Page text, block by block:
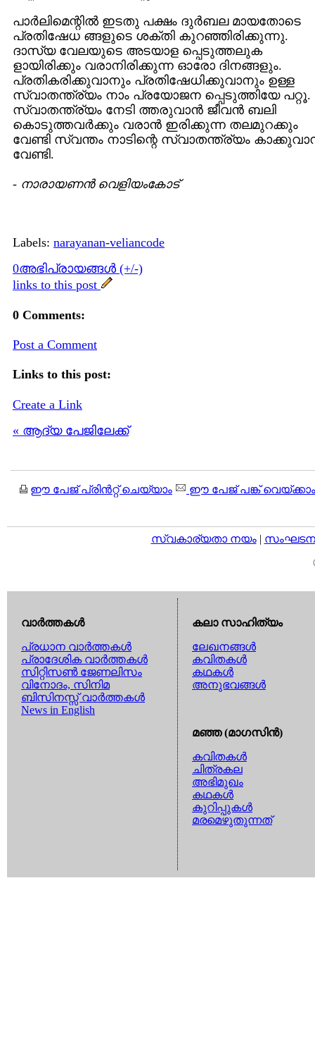
പാര്‍ലിമെന്റില്‍ ഇടതു പക്ഷം ദുര്‍ബല മായതോടെ
പ്രതിഷേധ ങ്ങളുടെ ശക്തി കുറഞ്ഞിരിക്കുന്നു.
ദാസ്യ വേലയുടെ അടയാള പ്പെടുത്തലുക
ളായിരിക്കും വരാനിരിക്കുന്ന ഓരോ ദിനങ്ങളും.
പ്രതികരിക്കുവാനും പ്രതിഷേധിക്കുവാനും ഉള്ള
സ്വാതന്ത്ര്യം നാം പ്രയോജന പ്പെടുത്തിയേ പറ്റൂ‍.
സ്വാതന്ത്ര്യം നേടി ത്തരുവാന്‍ ജീവന്‍ ബലി
കൊടുത്തവര്‍ക്കും വരാന്‍ ഇരിക്കുന്ന തലമുറക്കും
വേണ്ടി സ്വന്തം നാടിന്റെ സ്വാതന്ത്ര്യം
വേണ്ടി.
- നാരായണന്‍ വെളിയംകോട്
Labels: narayanan-veliancode
0അഭിപ്രായങ്ങള്‍ (+/-)
links to this post
0 Comments:
Post a Comment
Links to this post:
Create a Link
« ആദ്യ പേജിലേക്ക്
ഈ പേജ് പ്രിന്‍റ്റ് ചെയ്യാം ഈ പേജ് പങ്ക് വെയ്ക്കാം
സ്വകാര്യതാ നയം|
വാര്‍ത്തകള്‍
പ്രധാന വാര്‍ത്തകള്‍
പ്രാദേശിക വാര്‍ത്തകള്‍
സിറ്റിസണ്‍ ജേണലിസം
വിനോദം, സിനിമ
ബിസിനസ്സ് വാര്‍ത്തകള്‍
News in English
കലാ സാഹിത്യം
ലേഖനങ്ങള്‍
കവിതകള്‍
കഥകള്‍
അനുഭവങ്ങള്‍
മഞ്ഞ (മാഗസിന്‍)
കവിതകള്‍
ചിത്രകല
അഭിമുഖം
കഥകള്‍
കുറിപ്പുകള്‍
മരമെഴുതുന്നത്